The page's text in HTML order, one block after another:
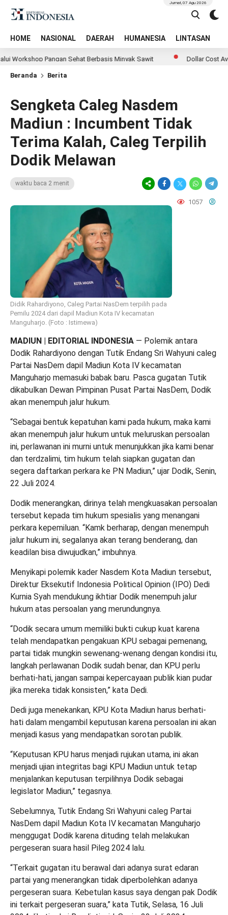
HOME NASIONAL DAERAH HUMANESIA LINTASAN
Jumat, 07 Agu 2026
Pangan Sehat Berbasis Minyak Sawit Dollar Cost
Beranda Berita
Sengketa Caleg Nasdem
Madiun : Incumbent Tidak
Terima Kalah, Caleg Terpilih
Dodik Melawan
waktu baca 2 menit
1057
Didik Rahardiyono, Caleg Partai NasDem terpilih pada
Pemilu 2024 dari dapil Madiun Kota IV kecamatan
Manguharjo. (Foto : Istimewa)
MADIUN | EDITORIAL INDONESIA — Polemik antara
Dodik Rahardiyono dengan Tutik Endang Sri Wahyuni caleg
Partai NasDem dapil Madiun Kota IV kecamatan
Manguharjo memasuki babak baru. Pasca gugatan Tutik
dikabulkan Dewan Pimpinan Pusat Partai NasDem, Dodik
akan menempuh jalur hukum.
“Sebagai bentuk kepatuhan kami pada hukum, maka kami
akan menempuh jalur hukum untuk meluruskan persoalan
ini, perlawanan ini murni untuk menunjukkan jika kami benar
dan terdzalimi, tim hukum telah siapkan gugatan dan
segera daftarkan perkara ke PN Madiun,” ujar Dodik, Senin,
22 Juli 2024.
Dodik menerangkan, dirinya telah mengkuasakan persoalan
tersebut kepada tim hukum spesialis yang menangani
perkara kepemiluan. “Kamk berharap, dengan menempuh
jalur hukum ini, segalanya akan terang benderang, dan
keadilan bisa diwujudkan,” imbuhnya.
Menyikapi polemik kader Nasdem Kota Madiun tersebut,
Direktur Eksekutif Indonesia Political Opinion (IPO) Dedi
Kurnia Syah mendukung ikhtiar Dodik menempuh jalur
hukum atas persoalan yang merundungnya.
“Dodik secara umum memiliki bukti cukup kuat karena
telah mendapatkan pengakuan KPU sebagai pemenang,
partai tidak mungkin sewenang-wenang dengan kondisi itu,
langkah perlawanan Dodik sudah benar, dan KPU perlu
berhati-hati, jangan sampai kepercayaan publik kian pudar
jika mereka tidak konsisten,” kata Dedi.
Dedi juga menekankan, KPU Kota Madiun harus berhati-
hati dalam mengambil keputusan karena persoalan ini akan
menjadi kasus yang mendapatkan sorotan publik.
“Keputusan KPU harus menjadi rujukan utama, ini akan
menjadi ujian integritas bagi KPU Madiun untuk tetap
menjalankan keputusan terpilihnya Dodik sebagai
legislator Madiun,” tegasnya.
Sebelumnya, Tutik Endang Sri Wahyuni caleg Partai
NasDem dapil Madiun Kota IV kecamatan Manguharjo
menggugat Dodik karena dituding telah melakukan
pergeseran suara hasil Pileg 2024 lalu.
“Terkait gugatan itu berawal dari adanya surat edaran
partai yang menerangkan tidak diperbolehkan adanya
pergeseran suara. Kebetulan kasus saya dengan pak Dodik
ini terkait pergeseran suara,” kata Tutik, Selasa, 16 Juli